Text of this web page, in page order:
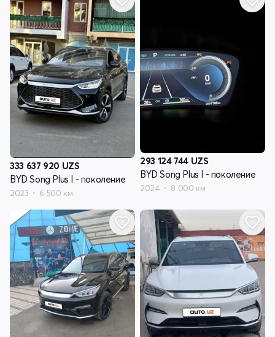
333 637 920 UZS
BYD Song Plus I - поколение
2023 6 500 км
293 124 744 UZS
BYD Song Plus I - поколение
2024 8 000 км